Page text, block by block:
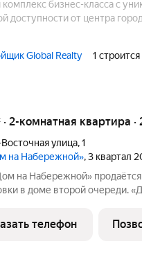
бизнес-класса с
доступности от центра
Global Realty 1 строится
· 2-комнатная квартира
улица,1
на Набережной», 3 квартал
на Набережной» продаётся
в доме второй очереди.
архитектурной премией
благоустроенная
телефон